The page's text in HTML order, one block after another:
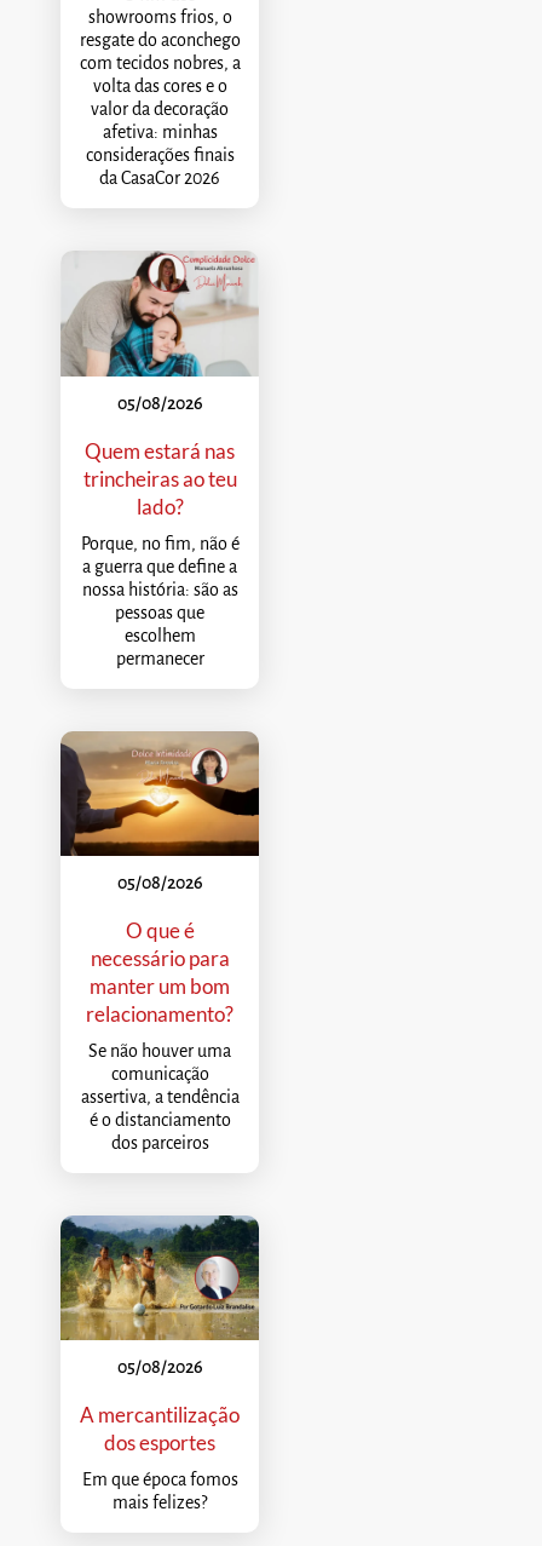
showrooms frios, o
resgate do aconchego
com tecidos nobres, a
volta das cores e o
valor da decoração
afetiva: minhas
considerações finais
da CasaCor 2026
05/08/2026
Quem estará nas
trincheiras ao teu
lado?
Porque, no fim, não é
a guerra que define a
nossa história: são as
pessoas que
escolhem
permanecer
05/08/2026
O que é
necessário para
manter um bom
relacionamento?
Se não houver uma
comunicação
assertiva, a tendência
é o distanciamento
dos parceiros
05/08/2026
A mercantilização
dos esportes
Em que época fomos
mais felizes?